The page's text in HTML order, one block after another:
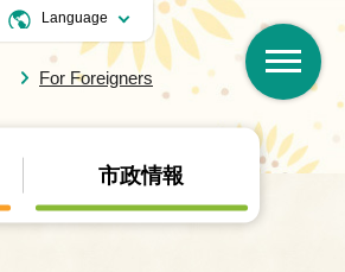
For Foreigners
市政情報